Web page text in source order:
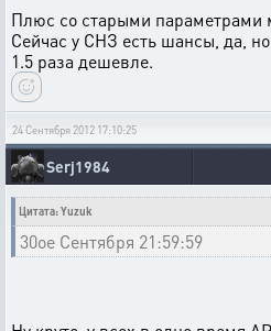
Плюс со старыми параметрами
Сейчас у СНЗ есть шансы, да,
1.5 раза дешевле.
24 Сентября 2012 17:10:25
Serj1984
Цитата: Yuzuk
30ое Сентября 21:59:59